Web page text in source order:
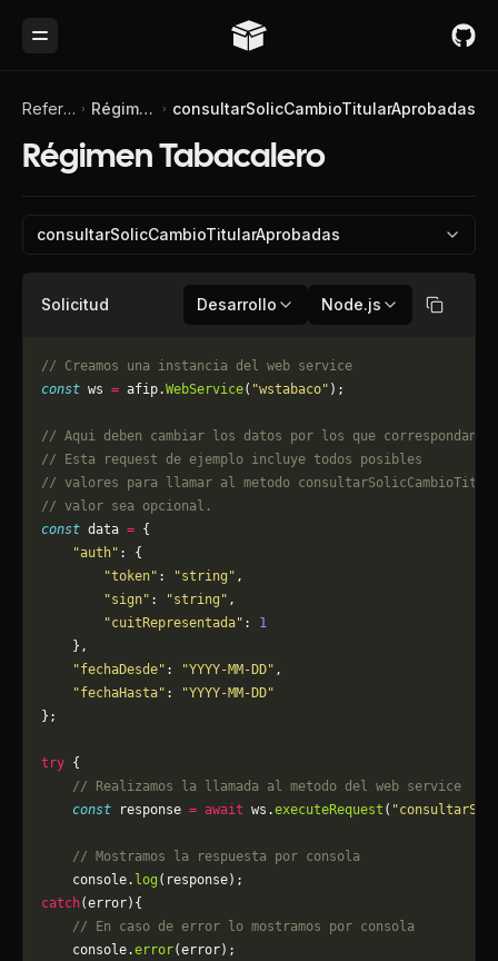
Toggle Menu
Referencia de API Régimen Tabacalero consultarSolicCambioTitularAprobadas
Régimen Tabacalero
consultarSolicCambioTitularAprobadas
Solicitud Desarrollo Node.js Copiar
// Creamos una instancia del web service
const ws = afip.WebService( "wstabaco" );
// Aqui deben cambiar los datos por los que correspondan.
// Esta request de ejemplo incluye todos posibles
// valores para llamar al metodo
// valor sea opcional.
const data = {
    "auth"
: {
        "token"
: "string" ,
        "sign"
: "string" ,
        "cuitRepresentada"
: 1
    },
    "fechaDesde"
: "YYYY-MM-DD" ,
    "fechaHasta"
:
"YYYY-MM-DD"
};
try {
    // Realizamos la llamada al metodo del web service
    const
response = await ws.executeRequest (
    // Mostramos la respuesta por consola
    console.
log (response);
catch(error){
    // En caso de error lo mostramos por consola
	console.
error(error);